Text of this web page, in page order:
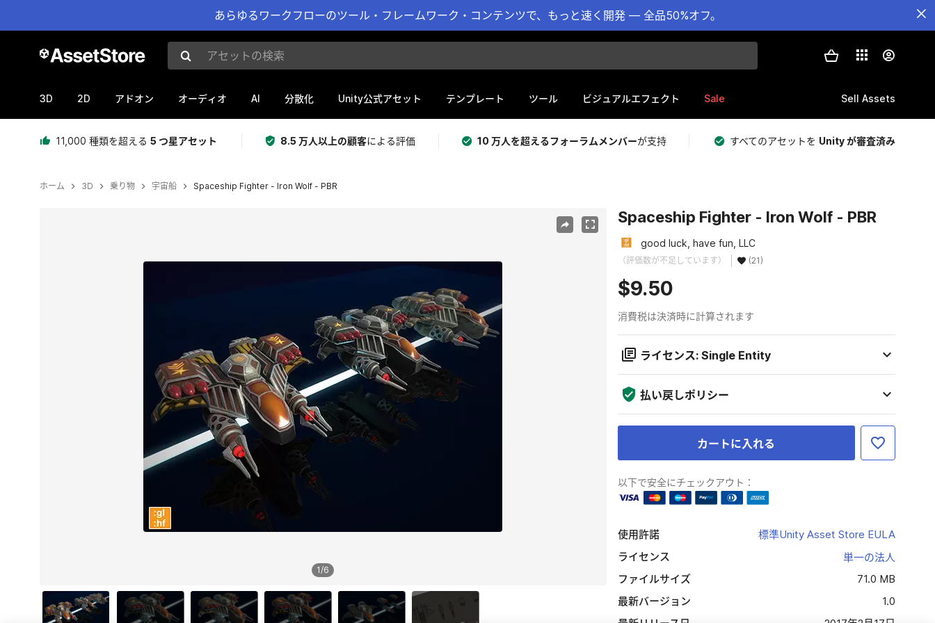
あらゆるワークフローのツール・フレームワーク・コンテンツで、もっと速く開発 — 全品50%オフ。
アセットの検索
3D 2D アドオン オーディオ AI 分散化 Unity公式アセット テンプレート ツール ビジュアルエフェクト Sale Sell Assets
11,000 種類を超える 5 つ星アセット 8.5 万人以上の顧客による評価 10 万人を超えるフォーラムメンバーが支持 すべてのアセットを Unity が審査済み
ホーム 3D 乗り物 宇宙船 Spaceship Fighter - Iron Wolf - PBR
1/6
Spaceship Fighter - Iron Wolf - PBR
good luck, have fun, LLC
（評価数が不足しています） (21)
$9.50
消費税は決済時に計算されます
ライセンス: Single Entity
払い戻しポリシー
カートに入れる
以下で安全にチェックアウト：
使用許諾
標準Unity Asset Store EULA
ライセンス
単一の法人
ファイルサイズ
71.0 MB
最新バージョン
1.0